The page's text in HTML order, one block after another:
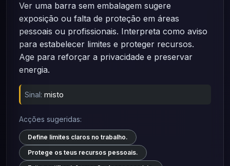
Ver uma barra sem embalagem sugere
exposição ou falta de proteção em áreas
pessoais ou profissionais. Interpreta como aviso
para estabelecer limites e proteger recursos.
Age para reforçar a privacidade e preservar
energia.
Sinal: misto
Acções sugeridas:
Define limites claros no trabalho.
Protege os teus recursos pessoais.